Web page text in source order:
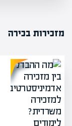
מזכירות בכירה